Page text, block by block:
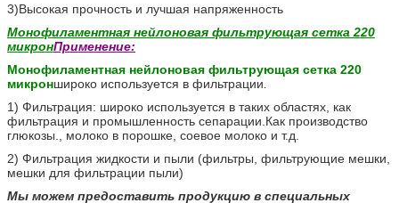
3)Высокая прочность и лучшая напряженность
Монофиламентная нейлоновая фильтрующая сетка 220
микронПрименение:
Монофиламентная нейлоновая фильтрующая сетка 220
микроншироко используется в фильтрации.
1) Фильтрация: широко используется в таких областях, как
фильтрация и промышленность сепарации.Как производство
глюкозы., молоко в порошке, соевое молоко и т.д.
2) Фильтрация жидкости и пыли (фильтры, фильтрующие мешки,
мешки для фильтрации пыли)
Мы можем предоставить продукцию в специальных